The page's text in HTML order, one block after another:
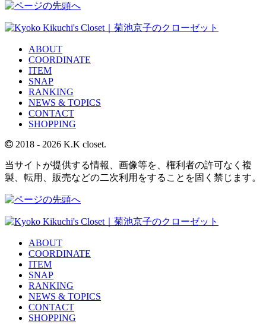
ABOUT
COORDINATE
ITEM
SNAP
RANKING
NEWS & TOPICS
CONTACT
SHOPPING
2018 - 2026 K.K closet.
当サイトが提供する情報、画像等を、権利者の許可なく複
製、転用、販売などの二次利用をすることを固く禁じます。
ABOUT
COORDINATE
ITEM
SNAP
RANKING
NEWS & TOPICS
CONTACT
SHOPPING